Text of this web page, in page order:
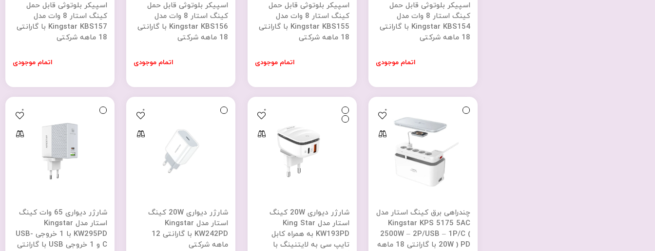
اسپیکر بلوتوثی قابل حمل
کینگ استار 8 وات مدل
Kingstar KBS154 با گارانتی
18 ماهه شرکتی
اتمام موجودی
اسپیکر بلوتوثی قابل حمل
کینگ استار 8 وات مدل
Kingstar KBS155 با گارانتی
18 ماهه شرکتی
اتمام موجودی
اسپیکر بلوتوثی قابل حمل
کینگ استار 8 وات مدل
Kingstar KBS156 با گارانتی
18 ماهه شرکتی
اتمام موجودی
اسپیکر بلوتوثی قابل حمل
کینگ استار 8 وات مدل
Kingstar KBS157 با گارانتی
18 ماهه شرکتی
اتمام موجودی
چندراهی برق کینگ استار مدل
Kingstar KPS 5175 5AC
2500W – 2P/USB – 1P/C (
20W ) PD با گارانتی 18 ماهه
0
شارژر دیواری 20W کینگ
استار مدل King Star
KW193PD به همراه کابل
تایپ سی به لایتنینگ با
0
شارژر دیواری 20W کینگ
استار مدل Kingstar
KW242PD با گارانتی 12
ماهه شرکتی
0
شارژر دیواری 65 وات کینگ
استار مدل Kingstar
KW295PD با 1 خروجی USB-
C و 1 خروجی USB با گارانتی
0